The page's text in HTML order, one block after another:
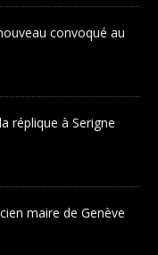
convoqué au
réplique à Serigne
maire de Genève